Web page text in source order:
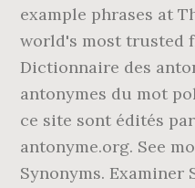
example phrases at
world's most trusted
Dictionnaire des
antonymes du mot
ce site sont édités
antonyme.org. See
Synonyms. Examiner